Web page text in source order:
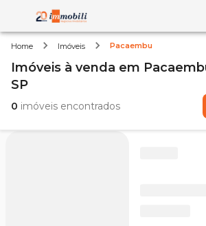
Home Imóveis Pacaembu
Imóveis à venda em
SP
0 imóveis encontrados